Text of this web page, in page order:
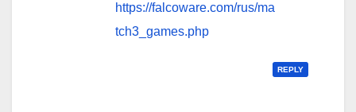
https://falcoware.com/rus/ma
tch3_games.php
REPLY